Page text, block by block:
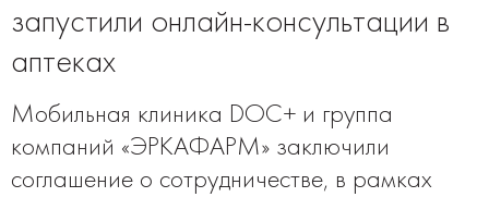
запустили онлайн-консультации в
аптеках
Мобильная клиника DOC+ и группа
компаний «ЭРКАФАРМ» заключили
соглашение о сотрудничестве, в рамках